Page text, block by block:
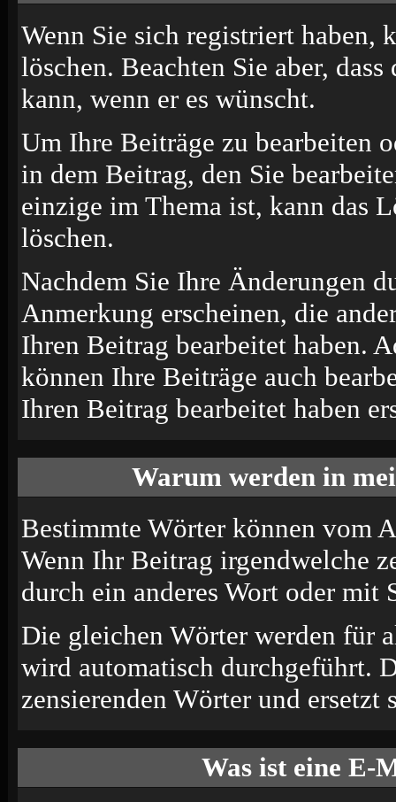
Wenn Sie sich registriert haben,
löschen. Beachten Sie aber,
kann, wenn er es wünscht.
Um Ihre Beiträge zu bearbeiten
in dem Beitrag, den Sie
einzige im Thema ist, kann das
löschen.
Nachdem Sie Ihre Änderungen
Anmerkung erscheinen, die
Ihren Beitrag bearbeitet haben.
können Ihre Beiträge auch
Ihren Beitrag bearbeitet haben
Warum werden in
Bestimmte Wörter können vom
Wenn Ihr Beitrag irgendwelche
durch ein anderes Wort oder mit
Die gleichen Wörter werden für
wird automatisch durchgeführt.
zensierenden Wörter und ersetzt
Was ist eine E-